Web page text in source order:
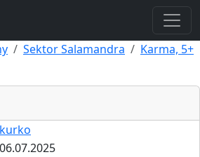
Sektor Salamandra
Karma, 5+
kurko
06.07.2025